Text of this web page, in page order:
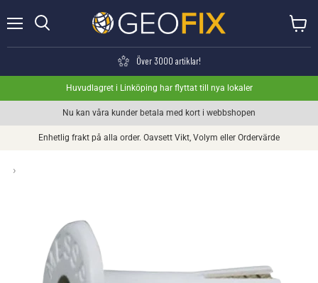
Över 3000 artiklar!
Huvudlagret i Linköping har flyttat till nya lokaler
Nu kan våra kunder betala med kort i webbshopen
Enhetlig frakt på alla order. Oavsett Vikt, Volym eller Ordervärde
›